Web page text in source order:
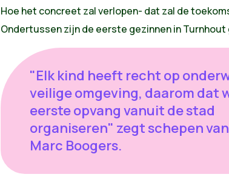
Hoe het concreet zal verlopen- dat zal de
Ondertussen zijn de eerste gezinnen in Turnhout
"Elk kind heeft recht op
veilige omgeving, daarom dat
eerste opvang vanuit de stad
organiseren" zegt schepen
Marc Boogers.